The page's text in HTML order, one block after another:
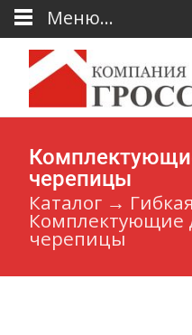
черепицы
Каталог →
Комплектующие
черепицы
Меню...